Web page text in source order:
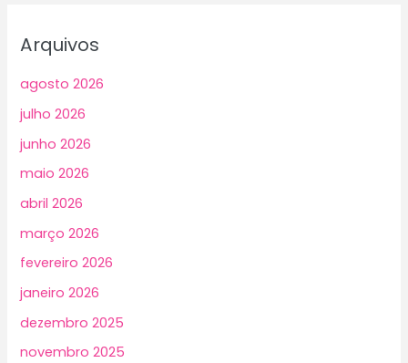
Arquivos
agosto 2026
julho 2026
junho 2026
maio 2026
abril 2026
março 2026
fevereiro 2026
janeiro 2026
dezembro 2025
novembro 2025